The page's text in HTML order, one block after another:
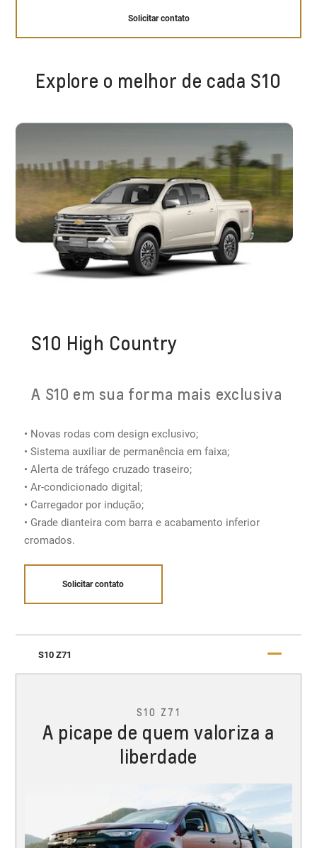
Solicitar contato
Explore o melhor de cada S10
S10 High Country
A S10 em sua forma mais exclusiva
• Novas rodas com design exclusivo;
• Sistema auxiliar de permanência em faixa;
• Alerta de tráfego cruzado traseiro;
• Ar-condicionado digital​;
• Carregador por indução;
• Grade dianteira com barra e acabamento inferior
cromados.
Solicitar contato
S10 Z71
S10 Z71
A picape de quem valoriza a
liberdade